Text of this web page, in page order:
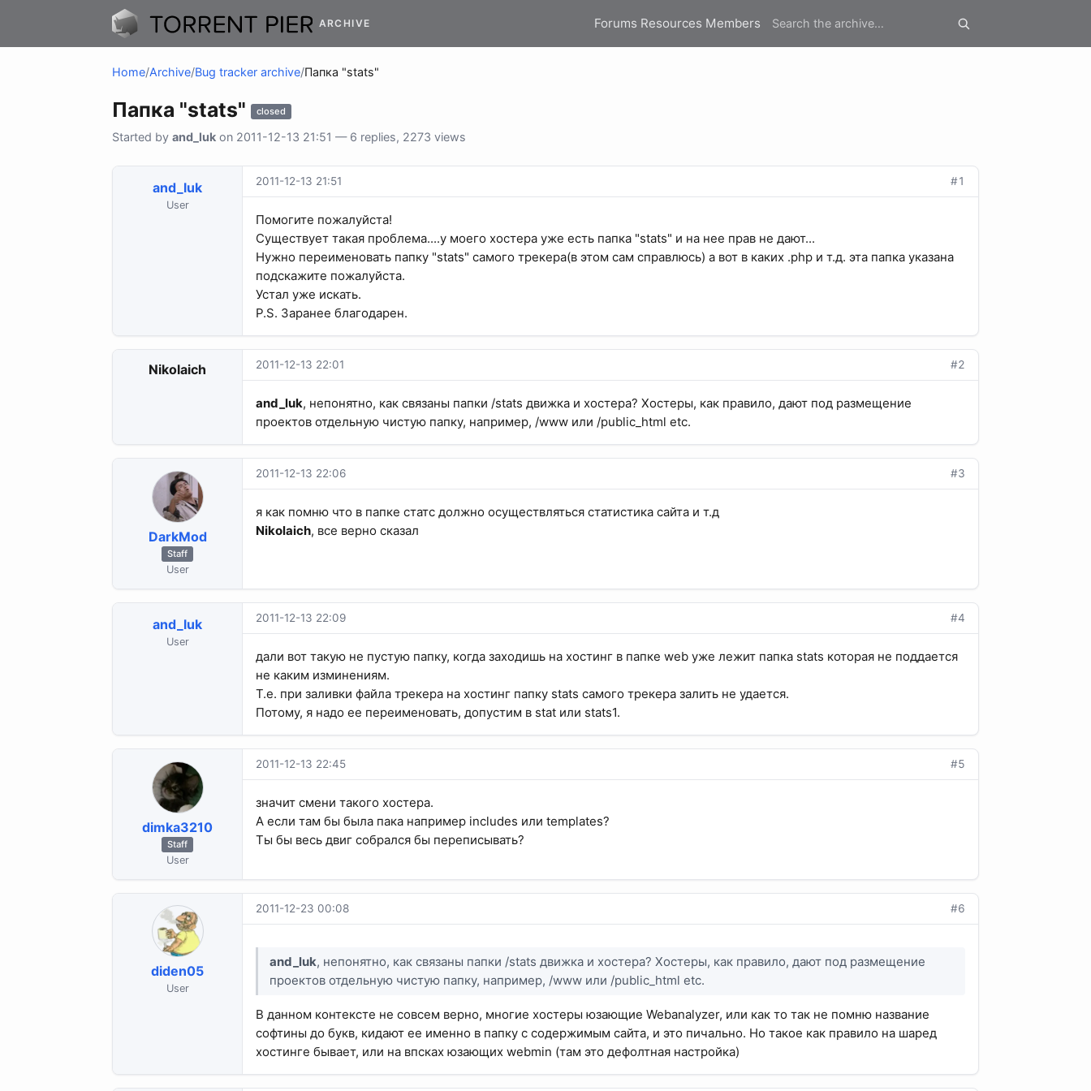
ARCHIVE Forums Resources Members
Home/Archive/Bug tracker archive/Папка "stats"
Папка "stats" closed
Started by and_luk on 2011-12-13 21:51 — 6 replies, 2273 views
and_luk
User
2011-12-13 21:51 #1
Помогите пожалуйста!
Существует такая проблема....у моего хостера уже есть папка "stats" и на нее прав не дают...
Нужно переименовать папку "stats" самого трекера(в этом сам справлюсь) а вот в каких .php и т.д. эта папка указана
подскажите пожалуйста.
Устал уже искать.
P.S. Заранее благодарен.
Nikolaich 2011-12-13 22:01 #2
and_luk, непонятно, как связаны папки /stats движка и хостера? Хостеры, как правило, дают под размещение
проектов отдельную чистую папку, например, /www или /public_html etc.
DarkMod
Staff
User
2011-12-13 22:06 #3
я как помню что в папке статс должно осуществляться статистика сайта и т.д
Nikolaich, все верно сказал
and_luk
User
2011-12-13 22:09 #4
дали вот такую не пустую папку, когда заходишь на хостинг в папке web уже лежит папка stats которая не поддается
не каким изминениям.
Т.е. при заливки файла трекера на хостинг папку stats самого трекера залить не удается.
Потому, я надо ее переименовать, допустим в stat или stats1.
dimka3210
Staff
User
2011-12-13 22:45 #5
значит смени такого хостера.
А если там бы была пака например includes или templates?
Ты бы весь двиг собрался бы переписывать?
diden05
User
2011-12-23 00:08 #6
and_luk, непонятно, как связаны папки /stats движка и хостера? Хостеры, как правило, дают под размещение
проектов отдельную чистую папку, например, /www или /public_html etc.
В данном контексте не совсем верно, многие хостеры юзающие Webanalyzer, или как то так не помню название
софтины до букв, кидают ее именно в папку с содержимым сайта, и это пичально. Но такое как правило на шаред
хостинге бывает, или на впсках юзающих webmin (там это дефолтная настройка)